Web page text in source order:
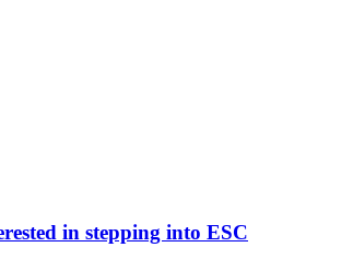
in stepping into ESC